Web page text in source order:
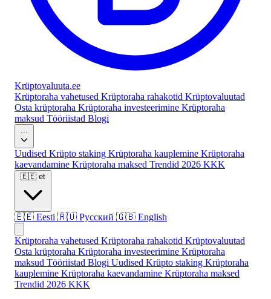
Krüptovaluuta.ee
Krüptoraha vahetused Krüptoraha rahakotid Krüptovaluutad
Osta krüptoraha Krüptoraha investeerimine Krüptoraha
maksud Tööriistad Blogi
Uudised Krüpto staking Krüptoraha kauplemine Krüptoraha
kaevandamine Krüptoraha maksed Trendid 2026 KKK
🇪🇪 et
🇪🇪 Eesti 🇷🇺 Русский 🇬🇧 English
Krüptoraha vahetused Krüptoraha rahakotid Krüptovaluutad
Osta krüptoraha Krüptoraha investeerimine Krüptoraha
maksud Tööriistad Blogi Uudised Krüpto staking Krüptoraha
kauplemine Krüptoraha kaevandamine Krüptoraha maksed
Trendid 2026 KKK